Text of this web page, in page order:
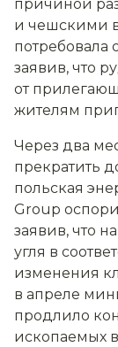
причиной
и чешскими
потребовала
заявив, что
от
жителям
Через два
прекратить
польская
Group
заявив, что
угля в
изменения
в апреле
продлило
ископаемых